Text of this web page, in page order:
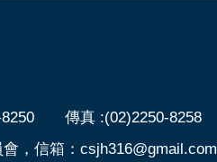
8250 傳真 :(02)2250-8258
，信箱：csjh316@gmail.com